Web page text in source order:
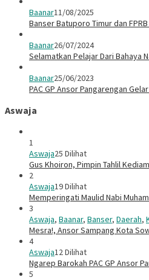
Baanar11/08/2025
Banser Batuporo Timur dan
Baanar26/07/2024
Selamatkan Pelajar Dari Bahaya
Baanar25/06/2023
PAC GP Ansor Pangarengan
Aswaja
1
Aswaja25 Dilihat
Gus Khoiron, Pimpin Tahlil
2
Aswaja19 Dilihat
Memperingati Maulid Nabi
3
Aswaja, Baanar, Banser, Daerah,
Mesra!, Ansor Sampang Kota
4
Aswaja12 Dilihat
Ngarep Barokah PAC GP Ansor
5